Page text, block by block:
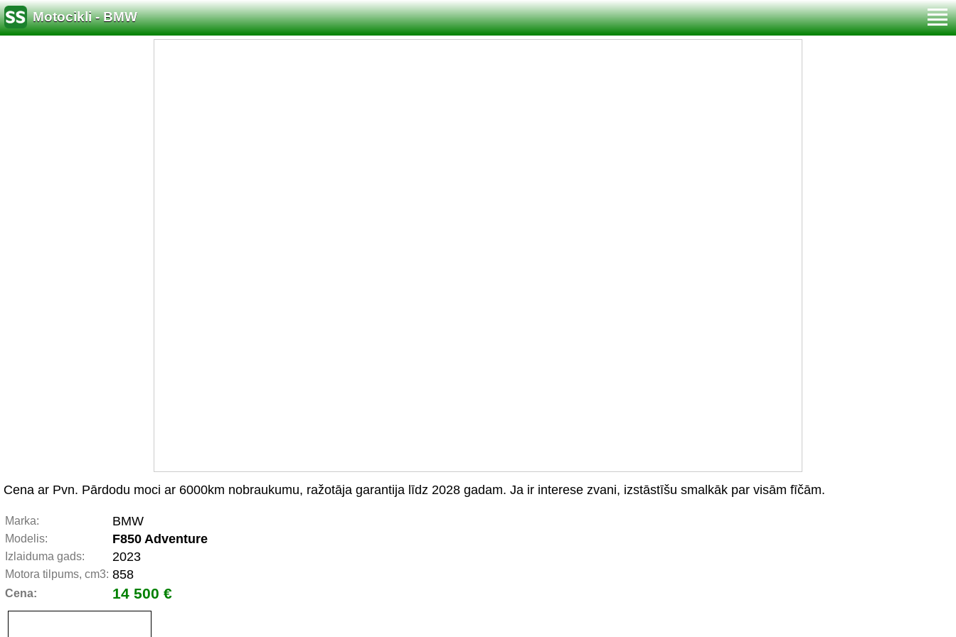
Motocikli - BMW
Cena ar Pvn. Pārdodu moci ar 6000km nobraukumu, ražotāja garantija līdz 2028 gadam. Ja ir interese zvani, izstāstīšu smalkāk par visām fīčām.
Marka: BMW
Modelis: F850 Adventure
Izlaiduma gads: 2023
Motora tilpums, cm3: 858
Cena: 14 500 €